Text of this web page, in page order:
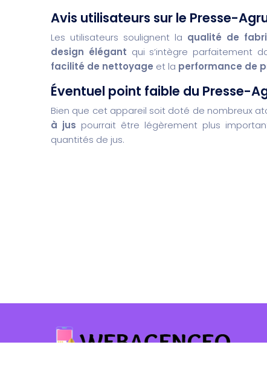
Avis utilisateurs sur le Presse-
Les utilisateurs soulignent la qualité de
design élégant qui s’intègre parfaitement
facilité de nettoyage et la performance de
Éventuel point faible du Presse-
Bien que cet appareil soit doté de nombreux
à jus pourrait être légèrement plus
quantités de jus.